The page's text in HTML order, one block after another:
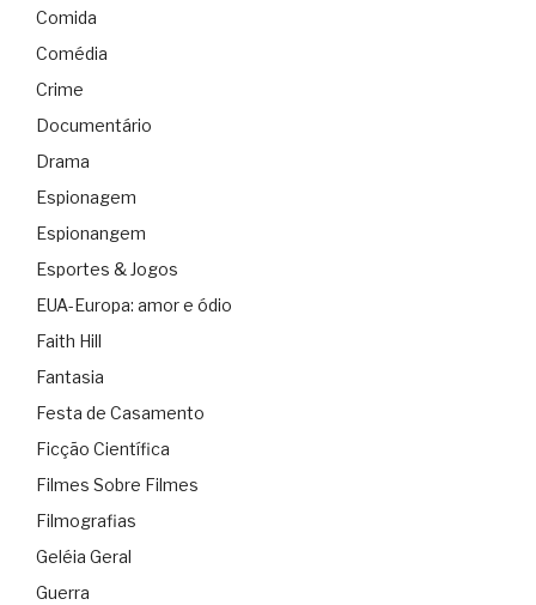
Comida
Comédia
Crime
Documentário
Drama
Espionagem
Espionangem
Esportes & Jogos
EUA-Europa: amor e ódio
Faith Hill
Fantasia
Festa de Casamento
Ficção Científica
Filmes Sobre Filmes
Filmografias
Geléia Geral
Guerra